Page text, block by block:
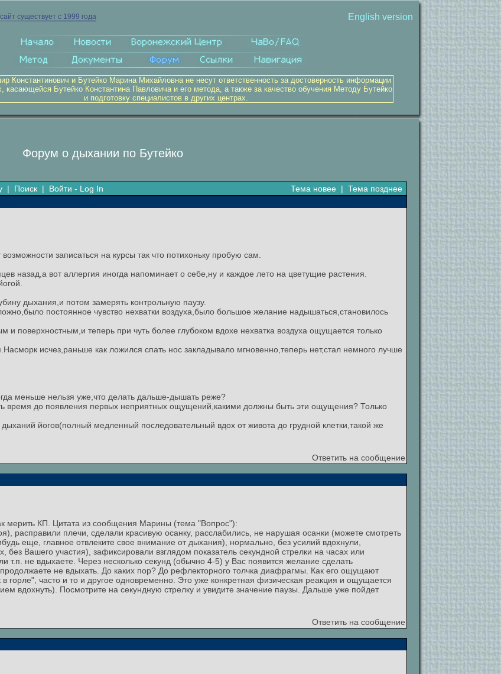
существует с 1999 года English version
Константинович и Бутейко Марина Михайловна не несут ответственность за достоверность информации
касающейся Бутейко Константина Павловича и его метода, а также за качество обучения Методу Бутейко
и подготовку специалистов в других центрах.
Форум о дыхании по Бутейко
| Поиск | Войти - Log In Тема новее | Тема позднее
записаться на курсы так что потихоньку пробую сам.
назад,а вот аллергия иногда напоминает о себе,ну и каждое лето на цветущие растения.
дыхания,и потом замерять контрольную паузу.
постоянное чувство нехватки воздуха,было большое желание надышаться,становилось
и поверхностным,и теперь при чуть более глубоком вдохе нехватка воздуха ощущается только
исчез,раньше как ложился спать нос закладывало мгновенно,теперь нет,стал немного лучше
меньше нельзя уже,что делать дальше-дышать реже?
время до появления первых неприятных ощущений,какими должны быть эти ощущения? Только
йогов(полный медленный последовательный вдох от живота до грудной клетки,такой же
Ответить на сообщение
мерить КП. Цитата из сообщения Марины (тема "Вопрос"):
расправили плечи, сделали красивую осанку, расслабились, не нарушая осанки (можете смотреть
еще, главное отвлеките свое внимание от дыхания), нормально, без усилий вдохнули,
Вашего участия), зафиксировали взглядом показатель секундной стрелки на часах или
т.п. не вдыхаете. Через несколько секунд (обычно 4-5) у Вас появится желание сделать
не вдыхать. До каких пор? До рефлекторного толчка диафрагмы. Как его ощущают
часто и то и другое одновременно. Это уже конкретная физическая реакция и ощущается
вдохнуть). Посмотрите на секундную стрелку и увидите значение паузы. Дальше уже пойдет
Ответить на сообщение